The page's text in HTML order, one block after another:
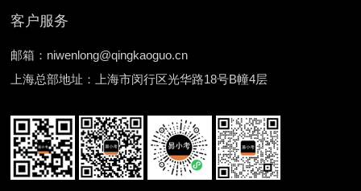
客户服务
邮箱：niwenlong@qingkaoguo.cn
上海总部地址：上海市闵行区光华路18号B幢4层